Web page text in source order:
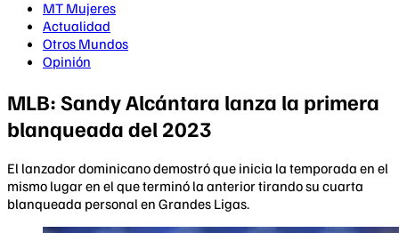
MT Mujeres
Actualidad
Otros Mundos
Opinión
MLB: Sandy Alcántara lanza la primera
blanqueada del 2023
El lanzador dominicano demostró que inicia la temporada en el
mismo lugar en el que terminó la anterior tirando su cuarta
blanqueada personal en Grandes Ligas.